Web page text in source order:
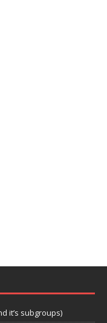
it’s subgroups)